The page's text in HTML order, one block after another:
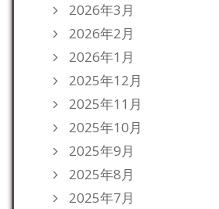
2026年3月
2026年2月
2026年1月
2025年12月
2025年11月
2025年10月
2025年9月
2025年8月
2025年7月